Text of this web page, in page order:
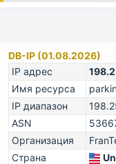
DB-IP (01.08.2026)
IP адрес
Имя ресурса
IP диапазон
ASN
Организация
Страна